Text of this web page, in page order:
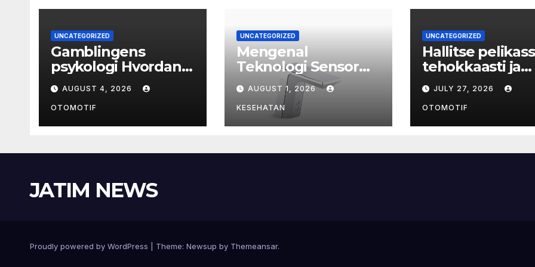
UNCATEGORIZED
Gamblingens
psykologi Hvordan
tanker former valg
og atferd
AUGUST 4, 2026
OTOMOTIF
UNCATEGORIZED
Mengenal
Teknologi Sensor
pada Kran Air
Wastafel: Mewah,
Cerdas, dan Higienis
AUGUST 1, 2026
KESEHATAN
UNCATEGORIZED
Hallitse
tehokkaasti ja
voittojen
salaisuudet
paljastuvat
JULY 27, 2026
OTOMOTIF
JATIM NEWS
Proudly powered by WordPress Theme: Newsup by Themeansar.